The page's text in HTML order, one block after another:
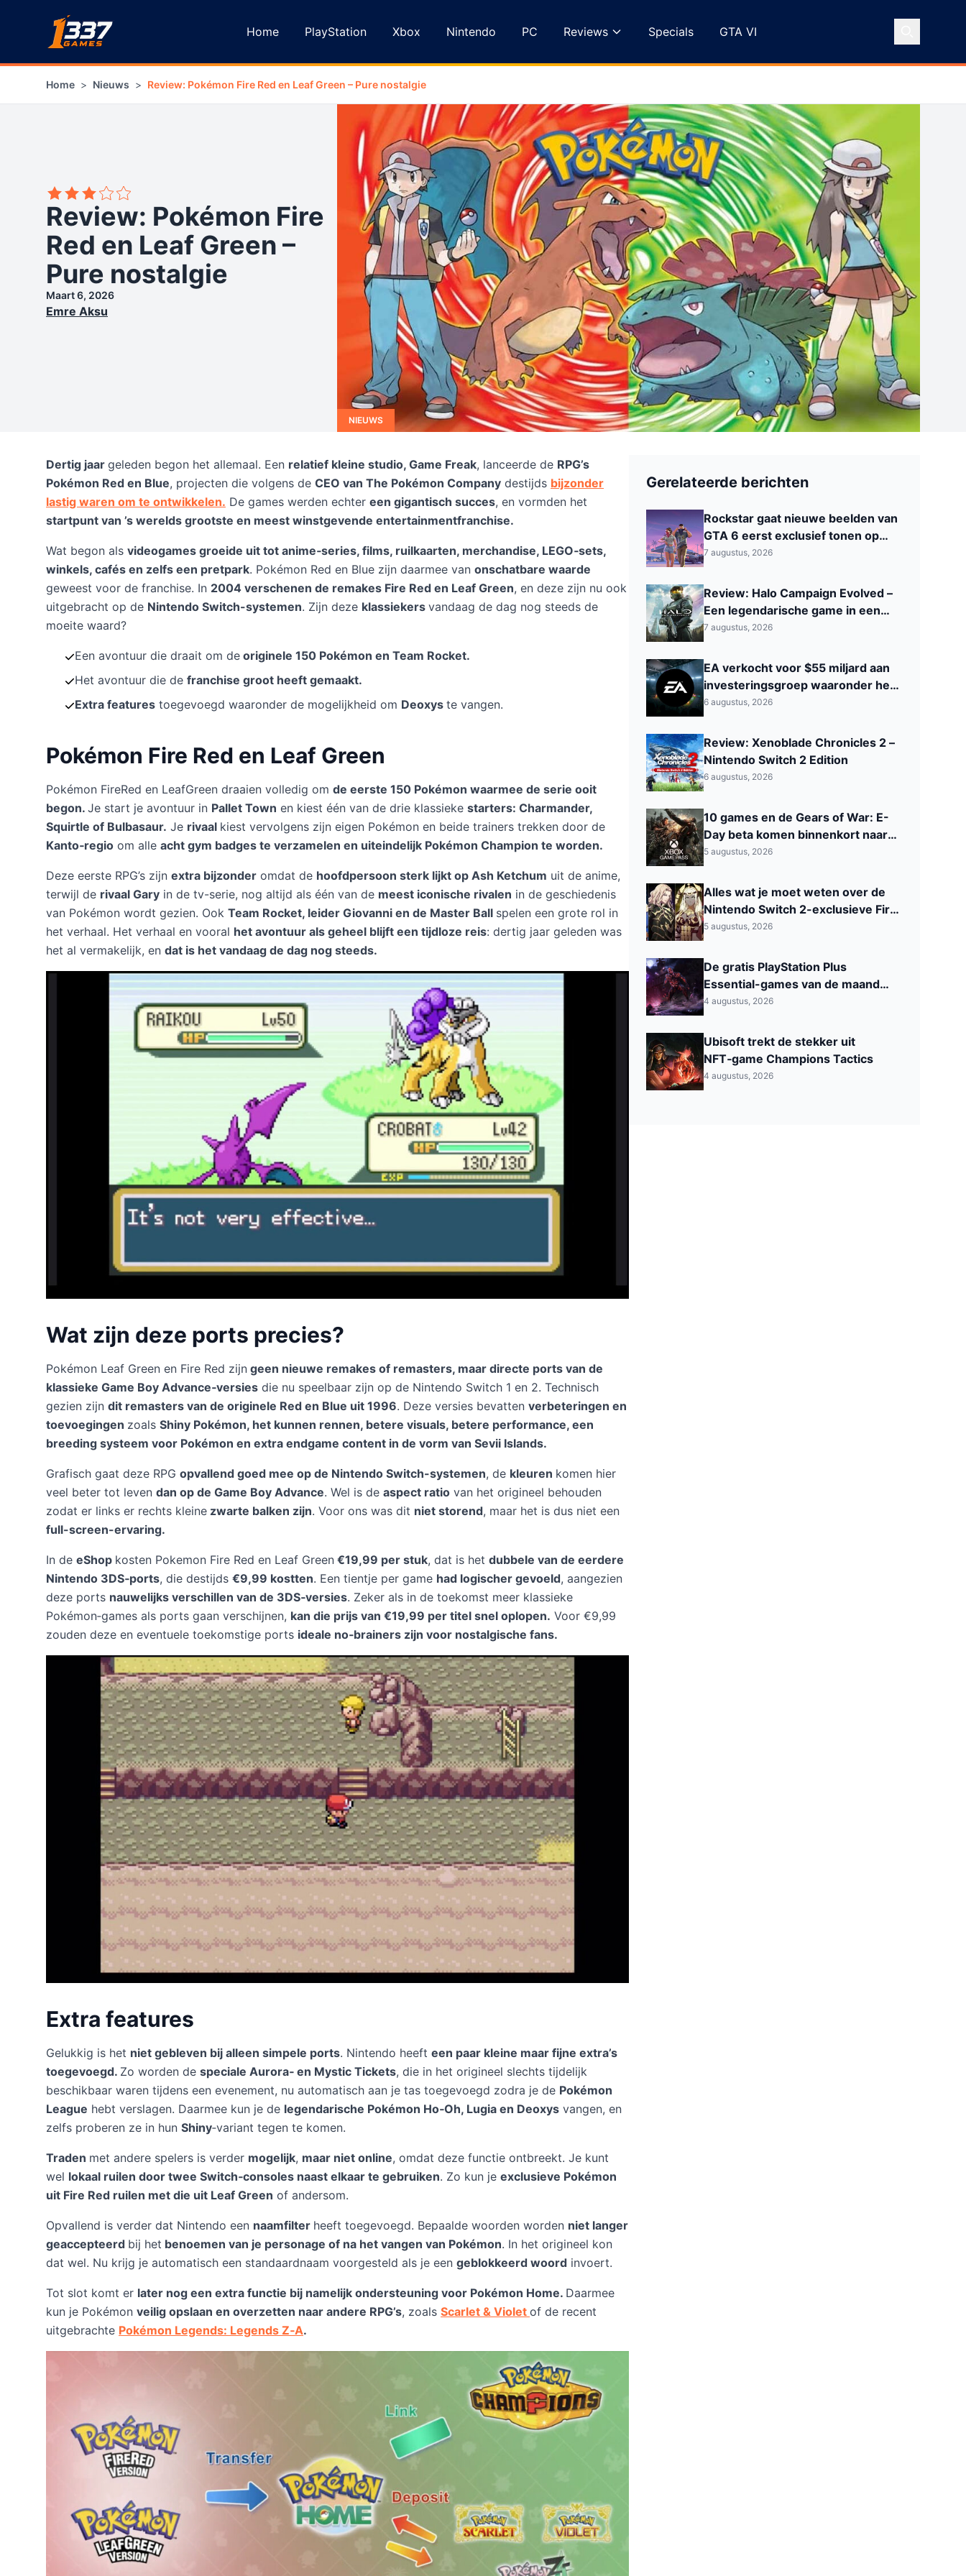
Home
PlayStation Xbox Nintendo PC Reviews Specials GTA VI
Home > Nieuws > Review: Pokémon Fire Red en Leaf Green – Pure nostalgie
3,8
Review: Pokémon Fire
Red en Leaf Green –
Pure nostalgie
Maart 6, 2026
Emre Aksu
NIEUWS
Dertig jaar geleden begon het allemaal. Een relatief kleine studio, Game Freak, lanceerde de RPG’s
Pokémon Red en Blue, projecten die volgens de CEO van The Pokémon Company destijds bijzonder
lastig waren om te ontwikkelen. De games werden echter een gigantisch succes, en vormden het
startpunt van ’s werelds grootste en meest winstgevende entertainmentfranchise.
Wat begon als videogames groeide uit tot anime‑series, films, ruilkaarten, merchandise, LEGO‑sets,
winkels, cafés en zelfs een pretpark. Pokémon Red en Blue zijn daarmee van onschatbare waarde
geweest voor de franchise. In 2004 verschenen de remakes Fire Red en Leaf Green, en deze zijn nu ook
uitgebracht op de Nintendo Switch-systemen. Zijn deze klassiekers vandaag de dag nog steeds de
moeite waard?
Een avontuur die draait om deoriginele 150 Pokémon en Team Rocket.
Het avontuur die de franchise groot heeft gemaakt.
Extra featurestoegevoegd waaronder de mogelijkheid om Deoxys te vangen.
Pokémon Fire Red en Leaf Green
Pokémon FireRed en LeafGreen draaien volledig om de eerste 150 Pokémon waarmee de serie ooit
begon. Je start je avontuur in Pallet Town en kiest één van de drie klassieke starters: Charmander,
Squirtle of Bulbasaur. Je rivaal kiest vervolgens zijn eigen Pokémon en beide trainers trekken door de
Kanto‑regio om alle acht gym badges te verzamelen en uiteindelijk Pokémon Champion te worden.
Deze eerste RPG’s zijn extra bijzonder omdat de hoofdpersoon sterk lijkt op Ash Ketchum uit de anime,
terwijl de rivaal Gary in de tv-serie, nog altijd als één van de meest iconische rivalen in de geschiedenis
van Pokémon wordt gezien. Ook Team Rocket, leider Giovanni en de Master Ball spelen een grote rol in
het verhaal. Het verhaal en vooral het avontuur als geheel blijft een tijdloze reis: dertig jaar geleden was
het al vermakelijk, en dat is het vandaag de dag nog steeds.
Wat zijn deze ports precies?
Pokémon Leaf Green en Fire Red zijn geen nieuwe remakes of remasters, maar directe ports van de
klassieke Game Boy Advance‑versies die nu speelbaar zijn op de Nintendo Switch 1 en 2. Technisch
gezien zijn dit remasters van de originele Red en Blue uit 1996. Deze versies bevatten verbeteringen en
toevoegingen zoals Shiny Pokémon, het kunnen rennen, betere visuals, betere performance, een
breeding systeem voor Pokémon en extra endgame content in de vorm van Sevii Islands.
Grafisch gaat deze RPG opvallend goed mee op de Nintendo Switch-systemen, de kleuren komen hier
veel beter tot leven dan op de Game Boy Advance. Wel is de aspect ratio van het origineel behouden
zodat er links er rechts kleine zwarte balken zijn. Voor ons was dit niet storend, maar het is dus niet een
full-screen-ervaring.
In de eShop kosten Pokemon Fire Red en Leaf Green €19,99 per stuk, dat is het dubbele van de eerdere
Nintendo 3DS‑ports, die destijds €9,99 kostten. Een tientje per game had logischer gevoeld, aangezien
deze ports nauwelijks verschillen van de 3DS‑versies. Zeker als in de toekomst meer klassieke
Pokémon‑games als ports gaan verschijnen, kan die prijs van €19,99 per titel snel oplopen. Voor €9,99
zouden deze en eventuele toekomstige ports ideale no‑brainers zijn voor nostalgische fans.
Extra features
Gelukkig is het niet gebleven bij alleen simpele ports. Nintendo heeft een paar kleine maar fijne extra’s
toegevoegd. Zo worden de speciale Aurora‑ en Mystic Tickets, die in het origineel slechts tijdelijk
beschikbaar waren tijdens een evenement, nu automatisch aan je tas toegevoegd zodra je de Pokémon
League hebt verslagen. Daarmee kun je de legendarische Pokémon Ho‑Oh, Lugia en Deoxys vangen, en
zelfs proberen ze in hun Shiny‑variant tegen te komen.
Traden met andere spelers is verder mogelijk, maar niet online, omdat deze functie ontbreekt. Je kunt
wel lokaal ruilen door twee Switch‑consoles naast elkaar te gebruiken. Zo kun je exclusieve Pokémon
uit Fire Red ruilen met die uit Leaf Green of andersom.
Opvallend is verder dat Nintendo een naamfilter heeft toegevoegd. Bepaalde woorden worden niet langer
geaccepteerd bij het benoemen van je personage of na het vangen van Pokémon. In het origineel kon
dat wel. Nu krijg je automatisch een standaardnaam voorgesteld als je een geblokkeerd woord invoert.
Tot slot komt er later nog een extra functie bij namelijk ondersteuning voor Pokémon Home. Daarmee
kun je Pokémon veilig opslaan en overzetten naar andere RPG’s, zoals Scarlet & Violet of de recent
uitgebrachte Pokémon Legends: Legends Z‑A.
Gerelateerde berichten
Rockstar gaat nieuwe beelden van
GTA 6 eerst exclusief tonen op
Netflix
7 augustus, 2026
Review: Halo Campaign Evolved –
Een legendarische game in een
modern jasje
7 augustus, 2026
EA verkocht voor $55 miljard aan
investeringsgroep waaronder het
Saoedi‑Arabisch PIF
6 augustus, 2026
Review: Xenoblade Chronicles 2 –
Nintendo Switch 2 Edition
6 augustus, 2026
10 games en de Gears of War: E-
Day beta komen binnenkort naar
Xbox Game Pass
5 augustus, 2026
Alles wat je moet weten over de
Nintendo Switch 2-exclusieve Fire
Emblem: Fortune’s Weave
5 augustus, 2026
De gratis PlayStation Plus
Essential-games van de maand
augustus 2026 zijn nu beschikbaar
4 augustus, 2026
Ubisoft trekt de stekker uit
NFT‑game Champions Tactics
4 augustus, 2026